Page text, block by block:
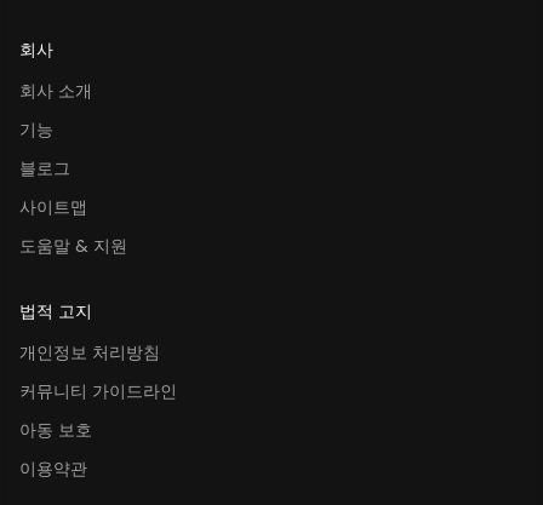
회사
회사 소개
기능
블로그
사이트맵
도움말 & 지원
법적 고지
개인정보 처리방침
커뮤니티 가이드라인
아동 보호
이용약관